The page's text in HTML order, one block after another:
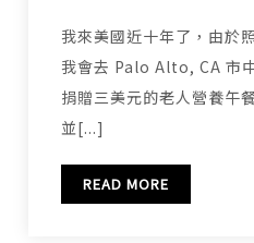
我來美國近十年了，由於
我會去 Palo Alto, CA 市
捐贈三美元的老人營養午
並[...]
READ MORE